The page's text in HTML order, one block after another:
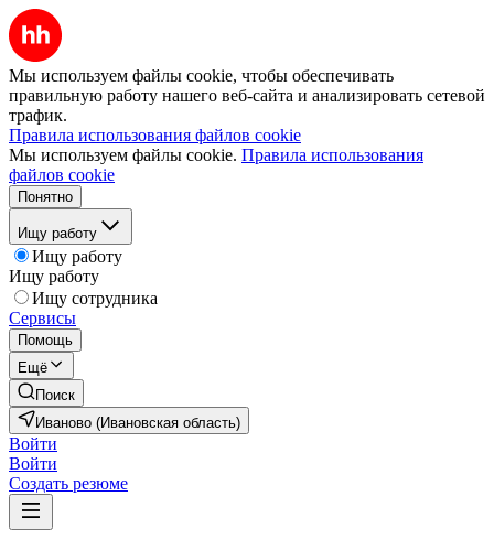
Мы используем файлы cookie, чтобы обеспечивать
правильную работу нашего веб-сайта и анализировать сетевой
трафик.
Правила использования файлов cookie
Мы используем файлы cookie. Правила использования
файлов cookie
Понятно
Ищу работу
Ищу работу
Ищу работу
Ищу сотрудника
Сервисы
Помощь
Ещё
Поиск
Иваново (Ивановская область)
Войти
Войти
Создать резюме